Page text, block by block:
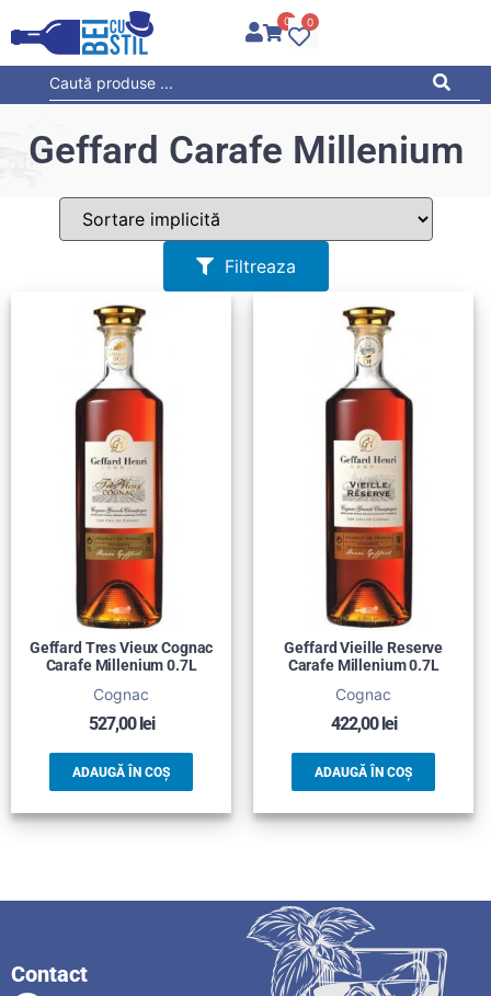
0 0
Geffard Carafe Millenium
Filtreaza
Geffard Tres Vieux Cognac
Carafe Millenium 0.7L
Cognac
527,00lei
ADAUGĂ ÎN COȘ
Geffard Vieille Reserve
Carafe Millenium 0.7L
Cognac
422,00lei
ADAUGĂ ÎN COȘ
Contact